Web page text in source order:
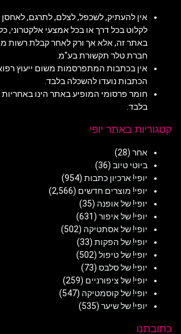
אין להעתיק, לשכפל, לצלם, לתרגם,
לקלוט בכל דרך או בכל אמצעי
באתר זה, אלא אך ורק לאחר קבלת רשות
חברת טלר תקשורת בע"מ.
אין בכתבות המתפרסמות משום ייעוץ
הכתבות נועדו להשכלה בלבד.
חומר פרסומי המופיע באתר הינו
בלבד.
קטגוריות באתר יופי
אחר (28)
ביוטי טיוב (36)
יופי! ארכיון כתבות (954)
יופי! מוצרים חדשים (2,566)
יופי! של אופנה (35)
יופי! של איפור (631)
יופי! של אסתטיקה (502)
יופי! של הפקות (33)
יופי! של טיפול (502)
יופי! של סלבס (73)
יופי! של ציפורניים (259)
יופי! של קוסמטיקה (547)
יופי! של שיער (535)
כתובתנו